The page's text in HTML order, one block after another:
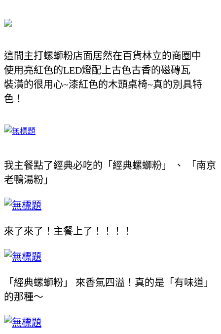
這間主打螺螄粉店面居然在百貨林立的商圈中
使用亮紅色的LED燈配上古色古香的磁磚瓦
裝潢的很用心~漆紅色的木頭桌椅~真的別具特
色！
我主餐點了經典必吃的「經典螺螄粉」 、 「 南京
老鴨湯粉」
來了來了！主餐上了！！！！
「經典螺螄粉」
來香氣四溢！真的是「有味道」
的那種～